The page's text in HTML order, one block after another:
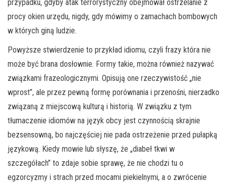
przypadku, gdyby atak terrorystyczny obejmował ostrzelanie z
procy okien urzędu, nigdy, gdy mówimy o zamachach bombowych
w których giną ludzie.
Powyższe stwierdzenie to przykład idiomu, czyli frazy która nie
może być brana dosłownie. Formy takie, można również nazywać
związkami frazeologicznymi. Opisują one rzeczywistość „nie
wprost”, ale przez pewną formę porównania i przenośni, nierzadko
związaną z miejscową kulturą i historią. W związku z tym
tłumaczenie idiomów na język obcy jest czynnością skrajnie
bezsensowną, bo najczęściej nie pada ostrzeżenie przed pułapką
językową. Kiedy mowie lub słyszę, że „diabeł tkwi w
szczegółach” to zdaje sobie sprawę, że nie chodzi tu o
egzorcyzmy i strach przed mocami piekielnymi, a o zwrócenie